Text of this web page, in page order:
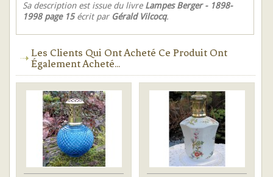
Sa description est issue du livre Lampes Berger - 1898-
1998 page 15écrit par Gérald Vilcocq.
Les Clients Qui Ont Acheté Ce Produit Ont
Également Acheté...